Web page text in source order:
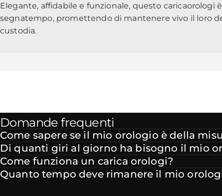
Elegante, affidabile e funzionale, questo
segnatempo, promettendo di mantenere vivo il loro
custodia.
Domande frequenti
Come sapere se il mio orologio è della
Di quanti giri al giorno ha bisogno il mio
Come funziona un carica orologi?
Quanto tempo deve rimanere il mio